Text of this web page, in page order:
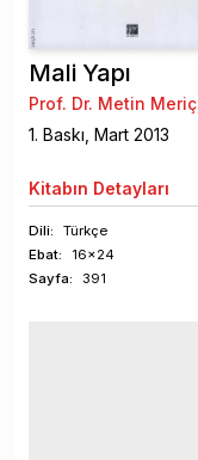
Mali Yapı
Prof. Dr. Metin Meriç
1. Baskı, Mart 2013
Kitabın Detayları
Dili:
Türkçe
Ebat:
16x24
Sayfa: 391